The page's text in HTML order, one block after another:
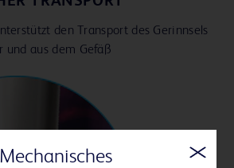
den Transport des Gerinnsels
und aus dem Gefäß